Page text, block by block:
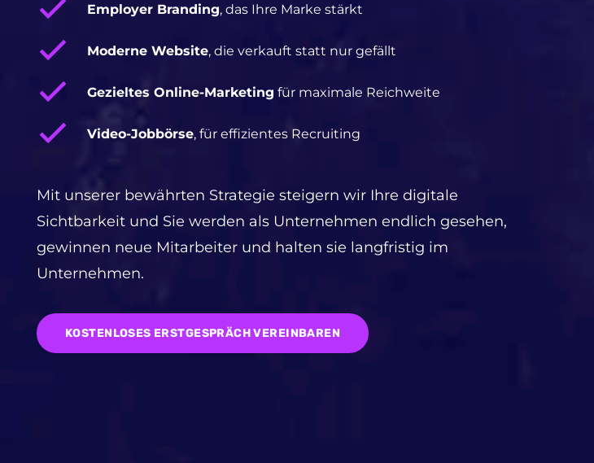
Employer Branding, das Ihre Marke stärkt
Moderne Website, die verkauft statt nur gefällt
Gezieltes Online-Marketing für maximale Reichweite
Video-Jobbörse, für effizientes Recruiting
Mit unserer bewährten Strategie steigern wir Ihre digitale
Sichtbarkeit und Sie werden als Unternehmen endlich gesehen,
gewinnen neue Mitarbeiter und halten sie langfristig im
Unternehmen.
KOSTENLOSES ERSTGESPRÄCH VEREINBAREN